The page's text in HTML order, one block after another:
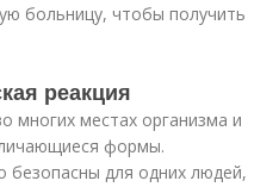
больницу, чтобы получить
реакция
многих местах организма и
формы.
безопасны для одних людей,